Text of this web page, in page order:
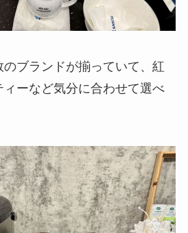
ブランドが揃っていて、紅
ーなど気分に合わせて選べ